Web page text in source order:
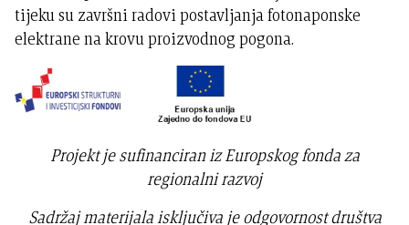
tijeku su završni radovi postavljanja fotonaponske
elektrane na krovu proizvodnog pogona.
Projekt je sufinanciran iz Europskog fonda za
regionalni razvoj
Sadržaj materijala isključiva je odgovornost društva